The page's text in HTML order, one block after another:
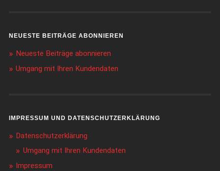
NEUESTE BEITRÄGE ABONNIEREN
Neueste Beiträge abonnieren
Umgang mit Ihren Kundendaten
IMPRESSUM UND DATENSCHUTZERKLÄRUNG
Datenschutzerklärung
Umgang mit Ihren Kundendaten
Impressum